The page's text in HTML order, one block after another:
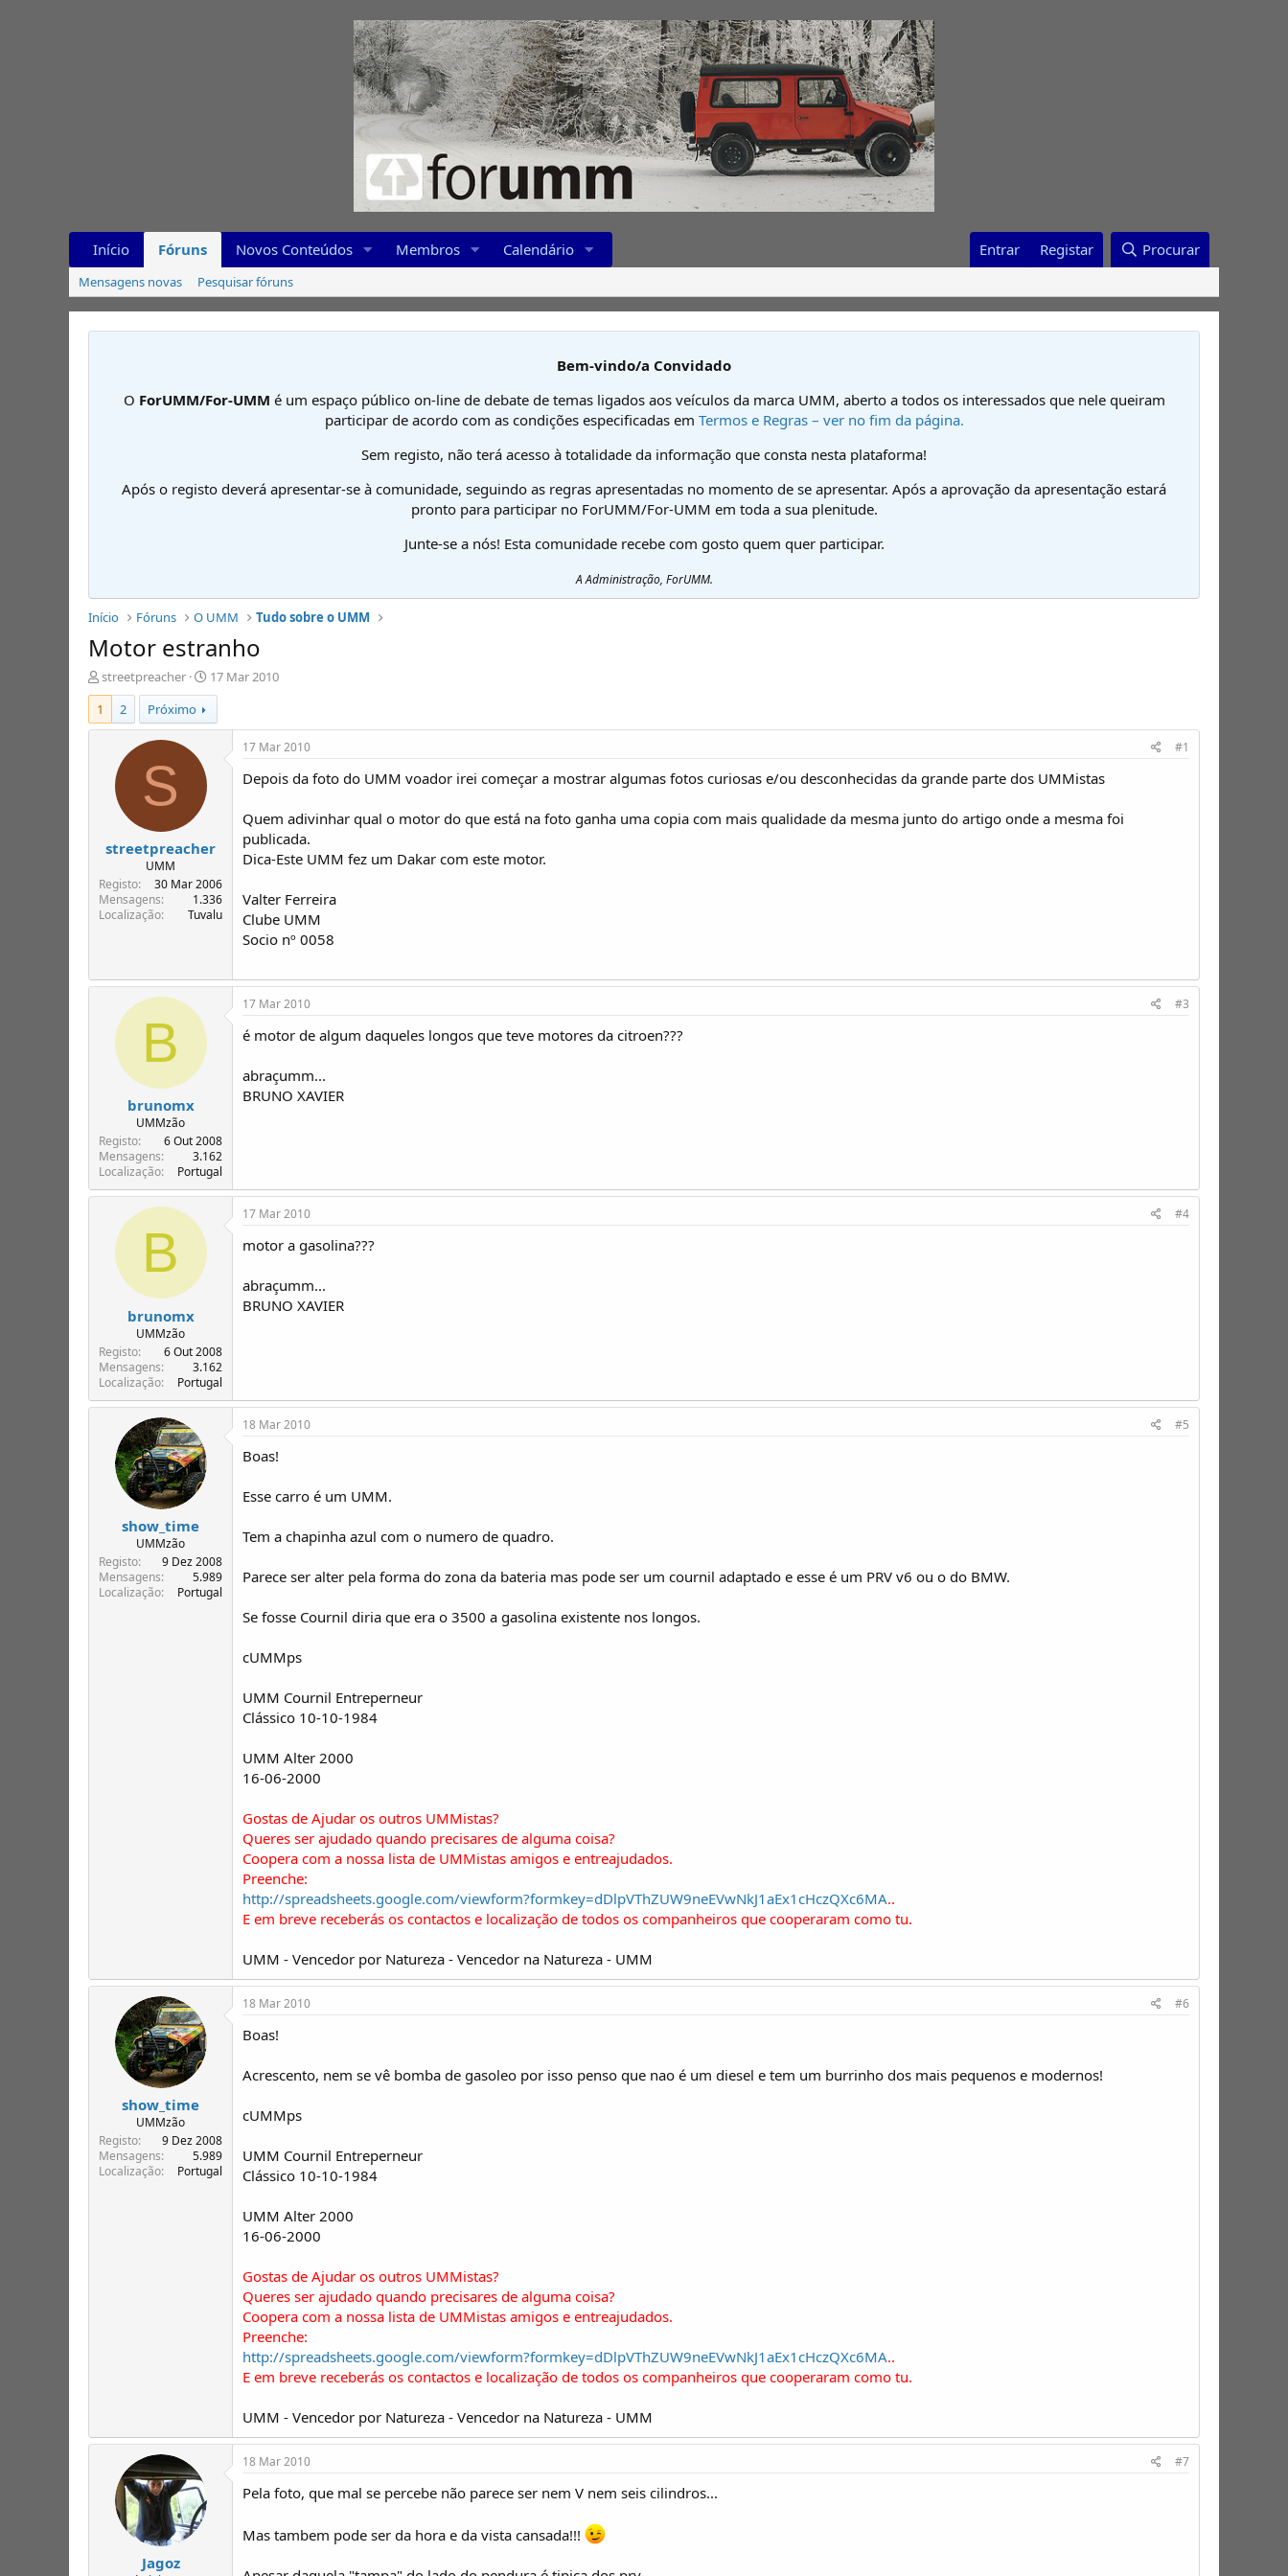
Início Fóruns Novos Conteúdos Membros Calendário Entrar Registar Procurar
Mensagens novas Pesquisar fóruns
Bem-vindo/a Convidado
O ForUMM/For-UMM é um espaço público on-line de debate de temas ligados aos veículos da marca UMM, aberto a todos os interessados que nele queiram
participar de acordo com as condições especificadas em Termos e Regras – ver no fim da página.
Sem registo, não terá acesso à totalidade da informação que consta nesta plataforma!
Após o registo deverá apresentar-se à comunidade, seguindo as regras apresentadas no momento de se apresentar. Após a aprovação da apresentação estará
pronto para participar no ForUMM/For-UMM em toda a sua plenitude.
Junte-se a nós! Esta comunidade recebe com gosto quem quer participar.
A Administração, ForUMM.
Início Fóruns O UMM Tudo sobre o UMM
Motor estranho
I
n
i
c
e
ó
p
i
streetpreacher
D
a
a
i
17 Mar 2010
1
2 Próximo
S
streetpreacher
UMM
Registo
30 Mar 2006
Mensagens
1.336
Localização
Tuvalu
17 Mar 2010 #1
Depois da foto do UMM voador irei começar a mostrar algumas fotos curiosas e/ou desconhecidas da grande parte dos UMMistas
Quem adivinhar qual o motor do que está na foto ganha uma copia com mais qualidade da mesma junto do artigo onde a mesma foi
publicada.
Dica-Este UMM fez um Dakar com este motor.
Valter Ferreira
Clube UMM
Socio nº 0058
B
brunomx
UMMzão
Registo
6 Out 2008
Mensagens
3.162
Localização
Portugal
17 Mar 2010 #3
é motor de algum daqueles longos que teve motores da citroen???
abraçumm...
BRUNO XAVIER
B
brunomx
UMMzão
Registo
6 Out 2008
Mensagens
3.162
Localização
Portugal
17 Mar 2010 #4
motor a gasolina???
abraçumm...
BRUNO XAVIER
show_time
UMMzão
Registo
9 Dez 2008
Mensagens
5.989
Localização
Portugal
18 Mar 2010 #5
Boas!
Esse carro é um UMM.
Tem a chapinha azul com o numero de quadro.
Parece ser alter pela forma do zona da bateria mas pode ser um cournil adaptado e esse é um PRV v6 ou o do BMW.
Se fosse Cournil diria que era o 3500 a gasolina existente nos longos.
cUMMps
UMM Cournil Entreperneur
Clássico 10-10-1984
UMM Alter 2000
16-06-2000
Gostas de Ajudar os outros UMMistas?
Queres ser ajudado quando precisares de alguma coisa?
Coopera com a nossa lista de UMMistas amigos e entreajudados.
Preenche:
http://spreadsheets.google.com/viewform?formkey=dDlpVThZUW9neEVwNkJ1aEx1cHczQXc6MA..
E em breve receberás os contactos e localização de todos os companheiros que cooperaram como tu.
UMM - Vencedor por Natureza - Vencedor na Natureza - UMM
show_time
UMMzão
Registo
9 Dez 2008
Mensagens
5.989
Localização
Portugal
18 Mar 2010 #6
Boas!
Acrescento, nem se vê bomba de gasoleo por isso penso que nao é um diesel e tem um burrinho dos mais pequenos e modernos!
cUMMps
UMM Cournil Entreperneur
Clássico 10-10-1984
UMM Alter 2000
16-06-2000
Gostas de Ajudar os outros UMMistas?
Queres ser ajudado quando precisares de alguma coisa?
Coopera com a nossa lista de UMMistas amigos e entreajudados.
Preenche:
http://spreadsheets.google.com/viewform?formkey=dDlpVThZUW9neEVwNkJ1aEx1cHczQXc6MA..
E em breve receberás os contactos e localização de todos os companheiros que cooperaram como tu.
UMM - Vencedor por Natureza - Vencedor na Natureza - UMM
Jagoz
18 Mar 2010 #7
Pela foto, que mal se percebe não parece ser nem V nem seis cilindros...
Mas tambem pode ser da hora e da vista cansada!!!